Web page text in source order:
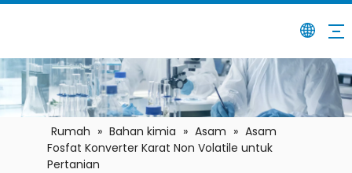
Rumah » Bahan kimia » Asam » Asam
Fosfat Konverter Karat Non Volatile untuk
Pertanian